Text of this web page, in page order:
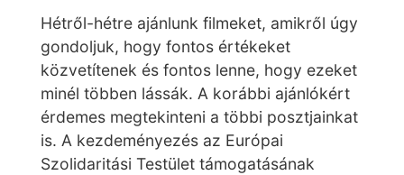
Hétről-hétre ajánlunk filmeket, amikről úgy
gondoljuk, hogy fontos értékeket
közvetítenek és fontos lenne, hogy ezeket
minél többen lássák. A korábbi ajánlókért
érdemes megtekinteni a többi posztjainkat
is. A kezdeményezés az Európai
Szolidaritási Testület támogatásának